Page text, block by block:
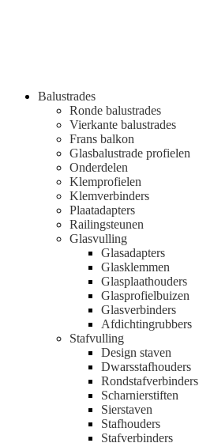
Balustrades
Ronde balustrades
Vierkante balustrades
Frans balkon
Glasbalustrade profielen
Onderdelen
Klemprofielen
Klemverbinders
Plaatadapters
Railingsteunen
Glasvulling
Glasadapters
Glasklemmen
Glasplaathouders
Glasprofielbuizen
Glasverbinders
Afdichtingrubbers
Stafvulling
Design staven
Dwarsstafhouders
Rondstafverbinders
Scharnierstiften
Sierstaven
Stafhouders
Stafverbinders